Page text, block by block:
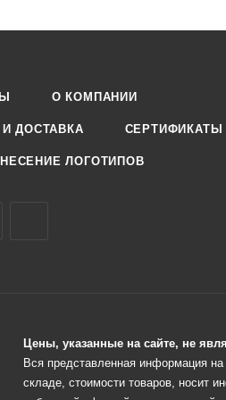
О КОМПАНИИ
ДОСТАВКА СЕРТИФИКАТЫ
ЛОГОТИПОВ
Цены, указанные на сайте, не
Вся представленная информация
складе, стоимости товаров, носит